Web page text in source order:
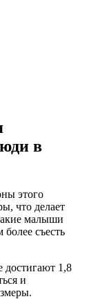
в
этого
что делает
малыши
съесть
достигают 1,8
и